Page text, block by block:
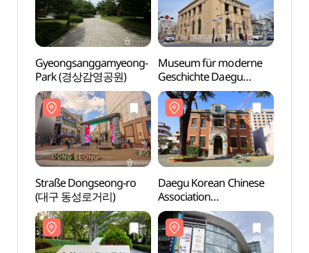
Gyeongsanggamyeong-
Park (경상감영공원)
Museum für moderne
Geschichte Daegu
(대구근대역사관)
Straße Dongseong-ro
(대구 동성로거리)
Daegu Korean Chinese
Association
(대구화교협회)